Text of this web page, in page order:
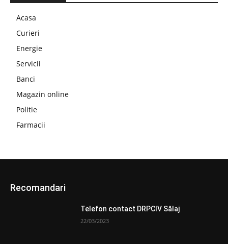
Acasa
Curieri
Energie
Servicii
Banci
Magazin online
Politie
Farmacii
Recomandari
Telefon contact DRPCIV Sălaj
22/03/2023